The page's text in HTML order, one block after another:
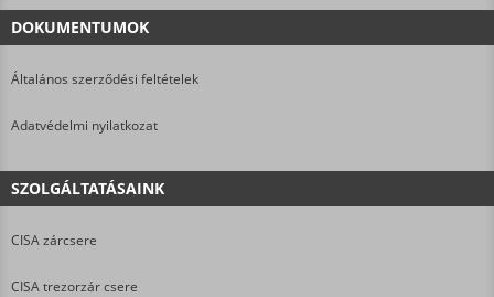
DOKUMENTUMOK
Általános szerződési feltételek
Adatvédelmi nyilatkozat
SZOLGÁLTATÁSAINK
CISA zárcsere
CISA trezorzár csere